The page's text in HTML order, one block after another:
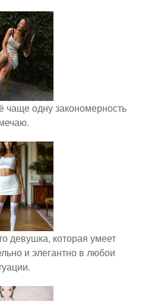
чаще одну закономерность
девушка, которая умеет
и элегантно в любои